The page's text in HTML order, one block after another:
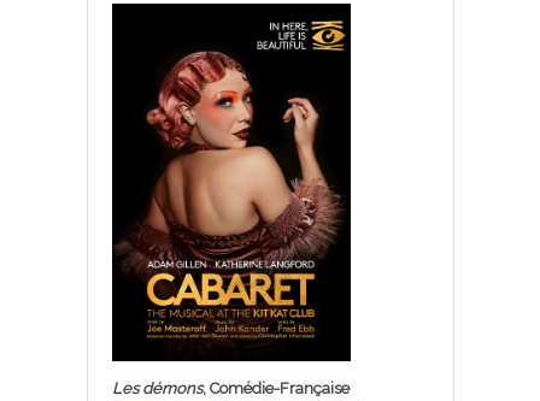
Les démons, Comédie-Française